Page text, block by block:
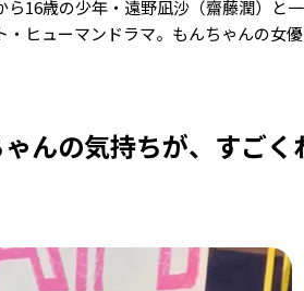
16歳の少年・遠野凪沙（齋藤潤）と
ヒューマンドラマ。もんちゃんの女
んの気持ちが、すごく